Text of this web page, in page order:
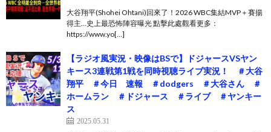
大谷翔平(Shohei Ohtani)回來了！2026 WBC集結MVP＋賽揚
得主…史上最恐怖陣容曝光 點擊此處觀看更多：
https://www.yo[…]
【ラジオ風実況・映像はBSで】ドジャースVSヤン
キース3連戦第1戦を同時視聴ライブ実況！ ＃大谷
翔平 ＃今日 速報 ＃dodgers ＃大谷さん ＃
ホームラン ＃ドジャース ＃ライブ ＃ヤンキー
ス
2025.05.31